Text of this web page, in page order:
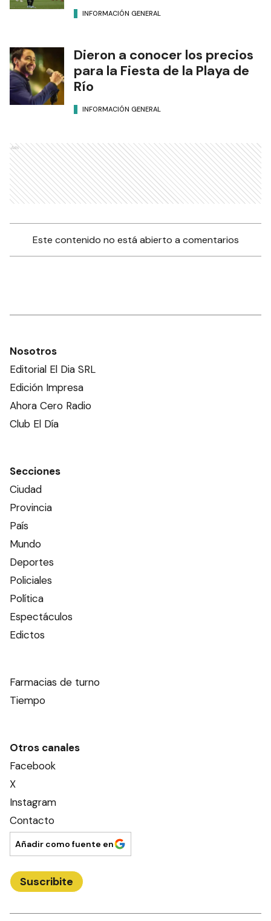
INFORMACIÓN GENERAL
Dieron a conocer los precios
para la Fiesta de la Playa de
Río
INFORMACIÓN GENERAL
Ads
Este contenido no está abierto a comentarios
Nosotros
Editorial El Dia SRL
Edición Impresa
Ahora Cero Radio
Club El Día
Secciones
Ciudad
Provincia
País
Mundo
Deportes
Policiales
Política
Espectáculos
Edictos
Farmacias de turno
Tiempo
Otros canales
Facebook
X
Instagram
Contacto
Añadir como fuente en
Suscribite